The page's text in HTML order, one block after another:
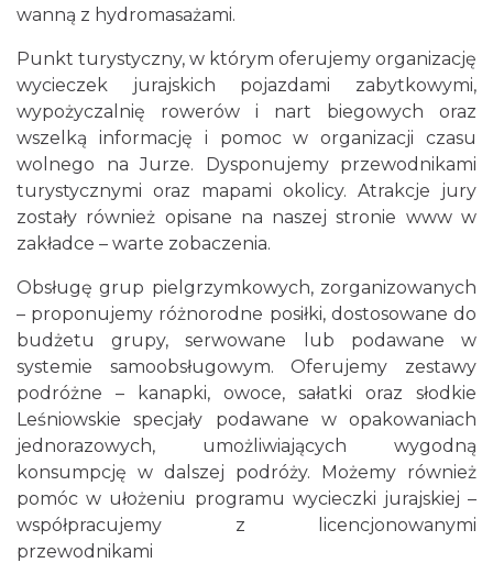
wanną z hydromasażami.
Punkt turystyczny, w którym oferujemy organizację
wycieczek jurajskich pojazdami zabytkowymi,
wypożyczalnię rowerów i nart biegowych oraz
wszelką informację i pomoc w organizacji czasu
wolnego na Jurze. Dysponujemy przewodnikami
turystycznymi oraz mapami okolicy. Atrakcje jury
zostały również opisane na naszej stronie www w
zakładce – warte zobaczenia.
Obsługę grup pielgrzymkowych, zorganizowanych
– proponujemy różnorodne posiłki, dostosowane do
budżetu grupy, serwowane lub podawane w
systemie samoobsługowym. Oferujemy zestawy
podróżne – kanapki, owoce, sałatki oraz słodkie
Leśniowskie specjały podawane w opakowaniach
jednorazowych, umożliwiających wygodną
konsumpcję w dalszej podróży. Możemy również
pomóc w ułożeniu programu wycieczki jurajskiej –
współpracujemy z licencjonowanymi
przewodnikami